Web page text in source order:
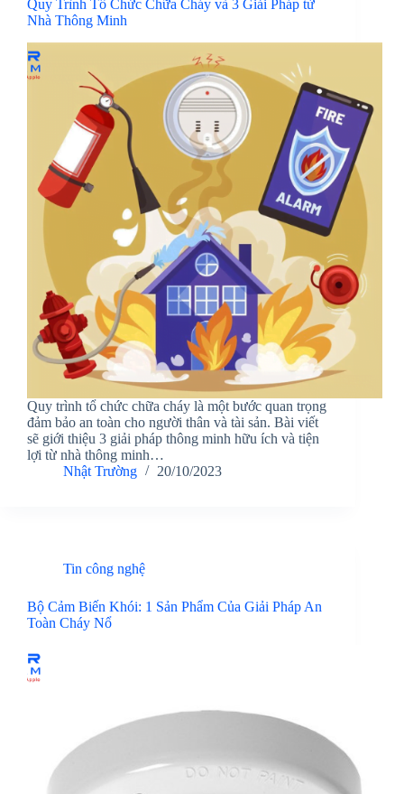
Quy Trình Tổ Chức Chữa Cháy và 3 Giải Pháp từ
Nhà Thông Minh
Quy trình tổ chức chữa cháy là một bước quan trọng
đảm bảo an toàn cho người thân và tài sản. Bài viết
sẽ giới thiệu 3 giải pháp thông minh hữu ích và tiện
lợi từ nhà thông minh…
Nhật Trường
20/10/2023
Tin công nghệ
Bộ Cảm Biến Khói: 1 Sản Phẩm Của Giải Pháp An
Toàn Cháy Nổ